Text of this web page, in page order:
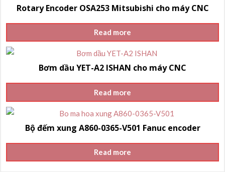
Rotary Encoder OSA253 Mitsubishi cho máy CNC
Read more
Bơm dầu YET-A2 ISHAN cho máy CNC
Read more
Bộ đếm xung A860-0365-V501 Fanuc encoder
Read more